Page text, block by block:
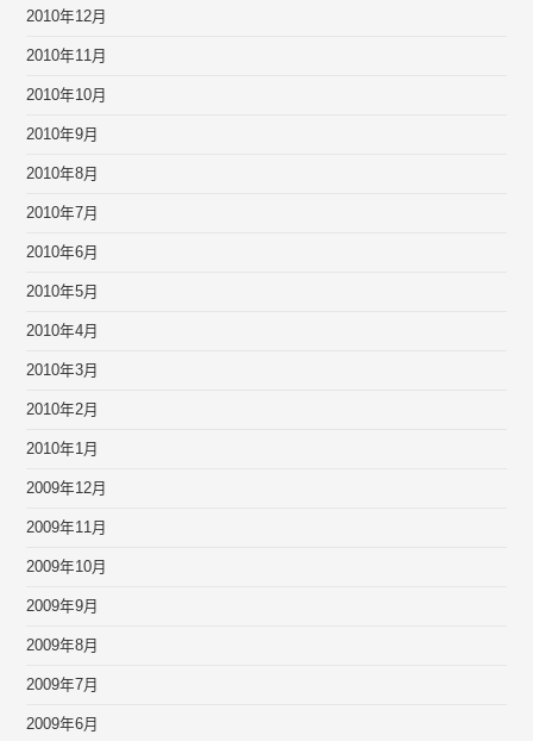
2010年12月
2010年11月
2010年10月
2010年9月
2010年8月
2010年7月
2010年6月
2010年5月
2010年4月
2010年3月
2010年2月
2010年1月
2009年12月
2009年11月
2009年10月
2009年9月
2009年8月
2009年7月
2009年6月